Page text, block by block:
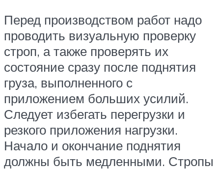
Перед производством работ надо
проводить визуальную проверку
строп, а также проверять их
состояние сразу после поднятия
груза, выполненного с
приложением больших усилий.
Следует избегать перегрузки и
резкого приложения нагрузки.
Начало и окончание поднятия
должны быть медленными. Стропы